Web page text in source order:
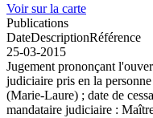
Voir sur la carte
Publications
DateDescriptionRéférence
25-03-2015
Jugement prononçant
judiciaire pris en la
(Marie-Laure) ; date de
mandataire judiciaire :